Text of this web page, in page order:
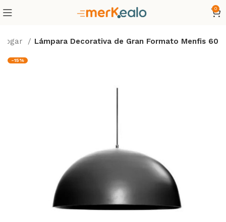
0
Hogar Lámpara Decorativa de Gran Formato Menfis 60
-15%